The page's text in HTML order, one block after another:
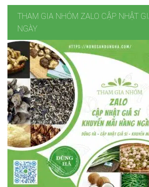
THAM GIA NHÓM ZALO CẬP NHẬT
NGÀY